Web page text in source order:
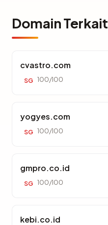
Domain Terkait
cvastro.com
SG 100/100
yogyes.com
SG 100/100
gmpro.co.id
SG 100/100
kebi.co.id